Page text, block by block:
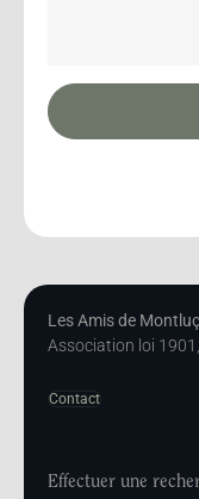
Les Amis de
Association loi
Contact
Effectuer une